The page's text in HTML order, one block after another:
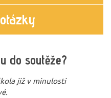
do soutěže?
již v minulosti